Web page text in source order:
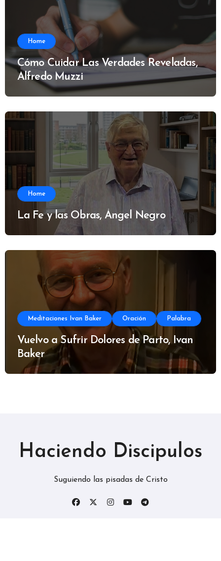
Home
Cómo Cuidar Las Verdades Reveladas,
Alfredo Muzzi
Home
La Fe y las Obras, Ángel Negro
Meditaciones Ivan Baker Oración Palabra
Vuelvo a Sufrir Dolores de Parto, Ivan
Baker
Haciendo Discipulos
Suguiendo las pisadas de Cristo